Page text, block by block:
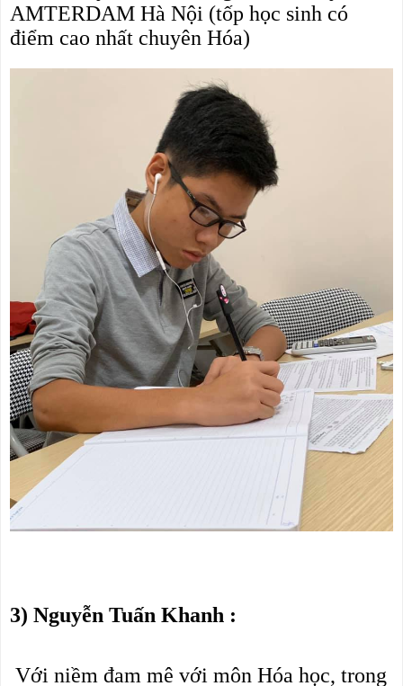
AMTERDAM Hà Nội (tốp học sinh có
điểm cao nhất chuyên Hóa)
3) Nguyễn Tuấn Khanh :